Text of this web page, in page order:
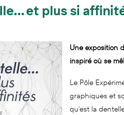
et plus si
Une exposition
inspiré où se
Le Pôle
graphiques et
qu’est la